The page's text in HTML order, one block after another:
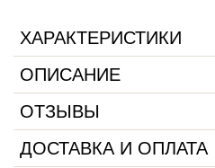
ХАРАКТЕРИСТИКИ
ОПИСАНИЕ
ОТЗЫВЫ
ДОСТАВКА И ОПЛАТА